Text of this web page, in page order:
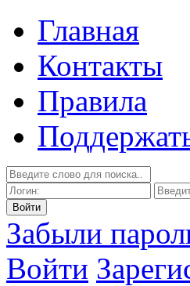
Главная
Контакты
Правила
Забыли
Войти